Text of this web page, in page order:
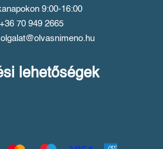
9:00-16:00
+36 70 949 2665
lehetőségek